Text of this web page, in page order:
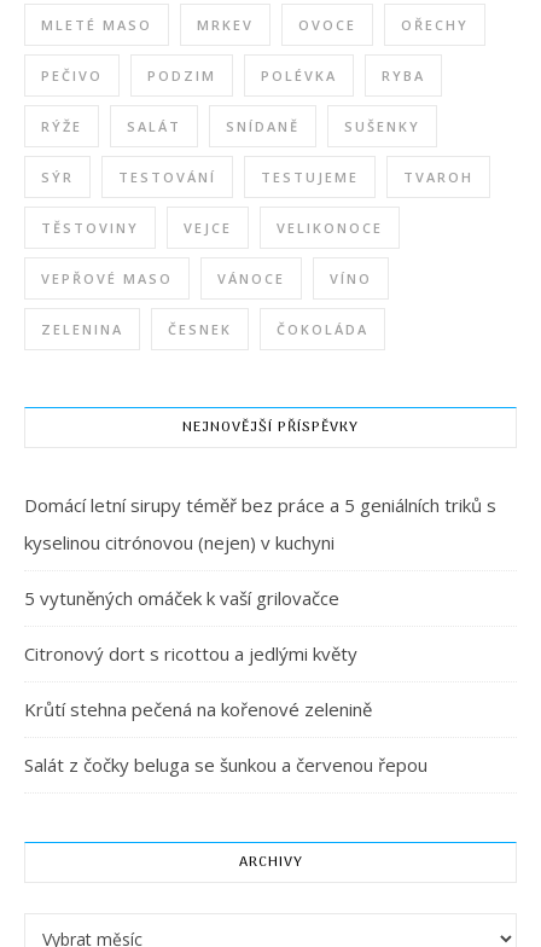
MLETÉ MASO MRKEV OVOCE OŘECHY
PEČIVO PODZIM POLÉVKA RYBA
RÝŽE SALÁT SNÍDANĚ SUŠENKY
SÝR TESTOVÁNÍ TESTUJEME TVAROH
TĚSTOVINY VEJCE VELIKONOCE
VEPŘOVÉ MASO VÁNOCE VÍNO
ZELENINA ČESNEK ČOKOLÁDA
NEJNOVĚJŠÍ PŘÍSPĚVKY
Domácí letní sirupy téměř bez práce a 5 geniálních triků s
kyselinou citrónovou (nejen) v kuchyni
5 vytuněných omáček k vaší grilovačce
Citronový dort s ricottou a jedlými květy
Krůtí stehna pečená na kořenové zelenině
Salát z čočky beluga se šunkou a červenou řepou
ARCHIVY